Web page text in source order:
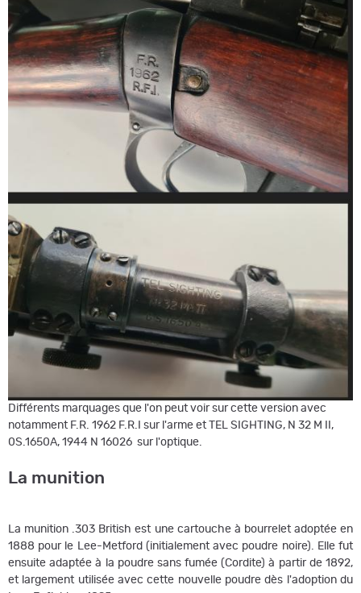
Différents marquages que l'on peut voir sur cette version avec
notamment F.R. 1962 F.R.I sur l'arme et TEL SIGHTING, N 32 M II,
0S.1650A, 1944 N 16026 sur l'optique.
La munition
La munition .303 British est une cartouche à bourrelet adoptée en
1888 pour le Lee-Metford (initialement avec poudre noire). Elle fut
ensuite adaptée à la poudre sans fumée (Cordite) à partir de 1892,
et largement utilisée avec cette nouvelle poudre dès l'adoption du